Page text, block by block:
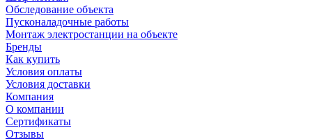
Обследование объекта
Пусконаладочные работы
Монтаж электростанции на объекте
Бренды
Как купить
Условия оплаты
Условия доставки
Компания
О компании
Сертификаты
Отзывы